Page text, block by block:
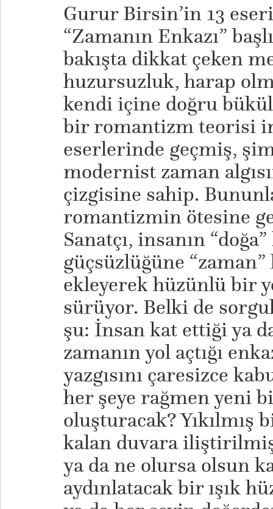
Gurur Birsin’in 13
“Zamanın Enkazı”
bakışta dikkat çeken
huzursuzluk, harap
kendi içine doğru
bir romantizm teorisi
eserlerinde geçmiş,
modernist zaman
çizgisine sahip.
romantizmin ötesine
Sanatçı, insanın
güçsüzlüğüne “zaman”
ekleyerek hüzünlü bir
sürüyor. Belki de
şu: İnsan kat ettiği ya
zamanın yol açtığı
yazgısını çaresizce
her şeye rağmen yeni
oluşturacak? Yıkılmış
kalan duvara
ya da ne olursa olsun
aydınlatacak bir ışık